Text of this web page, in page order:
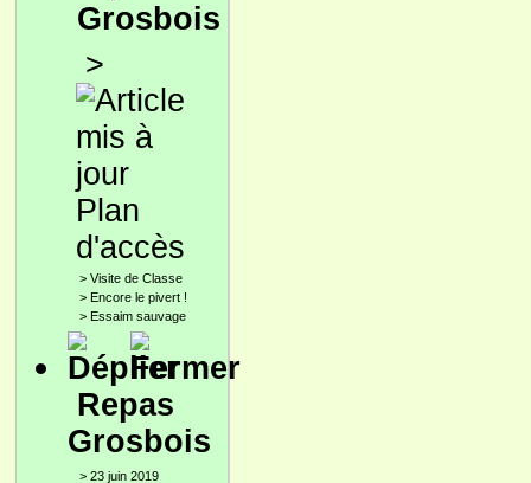
Grosbois
>
Plan
d'accès
> Visite de Classe
> Encore le pivert !
> Essaim sauvage
Repas
Grosbois
> 23 juin 2019